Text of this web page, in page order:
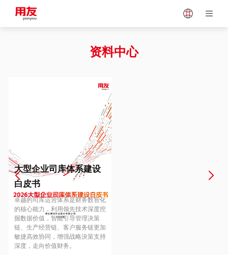
Vietnam
Europe
Hungary
Hong Kong
资料中心
大型企业司库体系建设
白皮书
卓越的司库运营体系是财务数智化
的核心能力，利用领先技术深度挖
掘数据价值，智能引导管理决策
链、生产经营链、客户服务链更加
敏捷高效协同，增强战略決策支持
深度，走向价值财务。